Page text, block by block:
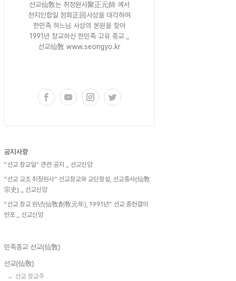
선교仙敎는 취정원사聚正元師 께서
천지인합일 정회正回사상을 대각하여
한민족 하느님 사상의 본원을 찾아
1991년 창교하신 한민족 고유 종교 _
선교仙敎 www.seongyo.kr
공지사항
“선교 창교일” 관련 공지 _ 선교신앙
“선교 교조 취정원사” 선교창교와 교단창설, 선교종사(仙敎
宗史) _ 선교신앙
“선교 창교 원년(仙敎創敎元年), 1991년” 선교 종헌결의
반포 _ 선교신앙
민족종교 선교(仙敎)
선교(仙敎)
선교 창교주